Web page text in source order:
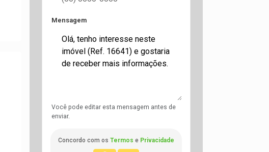
Mensagem
Você pode editar esta mensagem antes de
enviar.
Concordo com os Termos e Privacidade